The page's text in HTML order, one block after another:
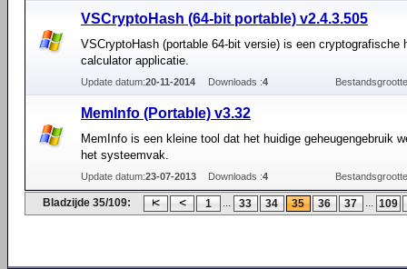
VSCryptoHash (64-bit portable) v2.4.3.505
VSCryptoHash (portable 64-bit versie) is een cryptografische
calculator applicatie.
Update datum:20-11-2014 Downloads :4
MemInfo (Portable) v3.32
MemInfo is een kleine tool dat het huidige geheugengebruik
het systeemvak.
Update datum:23-07-2013 Downloads :4
Bladzijde 35/109: 1 ... 33 34 35 36 37 ... 109